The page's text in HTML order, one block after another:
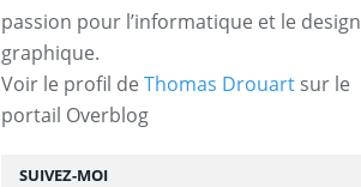
SUIVEZ-MOI
passion pour l’informatique et le design
graphique.
Voir le profil de Thomas Drouart sur le
portail Overblog